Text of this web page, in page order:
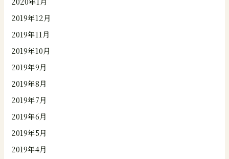
2019年12月
2019年11月
2019年10月
2019年9月
2019年8月
2019年7月
2019年6月
2019年5月
2019年4月